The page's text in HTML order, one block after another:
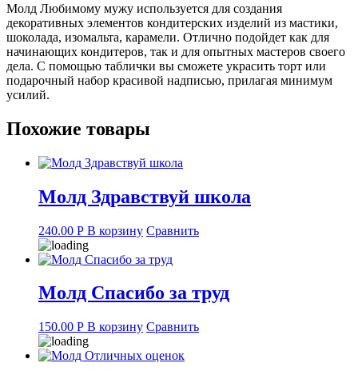
Молд Любимому мужу используется для создания
декоративных элементов кондитерских изделий из мастики,
шоколада, изомальта, карамели. Отлично подойдет как для
начинающих кондитеров, так и для опытных мастеров своего
дела. С помощью таблички вы сможете украсить торт или
подарочный набор красивой надписью, прилагая минимум
усилий.
Похожие товары
Молд Здравствуй школа
240.00 Р В корзину Сравнить
Молд Спасибо за труд
150.00 Р В корзину Сравнить